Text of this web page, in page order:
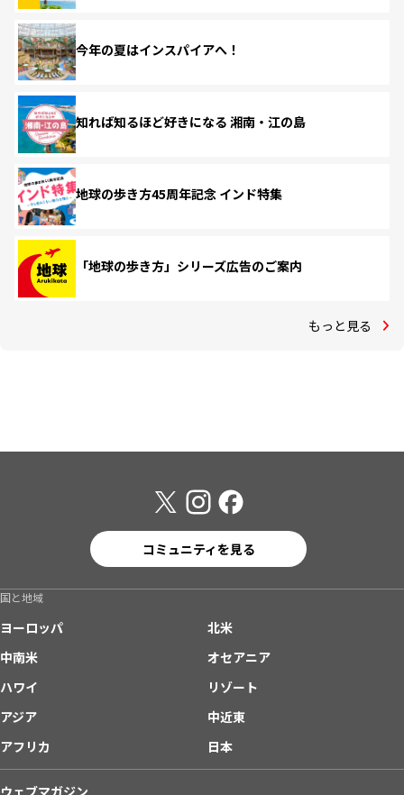
今年の夏はインスパイアへ！
知れば知るほど好きになる 湘南・江の島
地球の歩き方45周年記念 インド特集
「地球の歩き方」シリーズ広告のご案内
もっと見る
コミュニティを見る
国と地域
ヨーロッパ
北米
中南米
オセアニア
ハワイ
リゾート
アジア
中近東
アフリカ
日本
ウェブマガジン